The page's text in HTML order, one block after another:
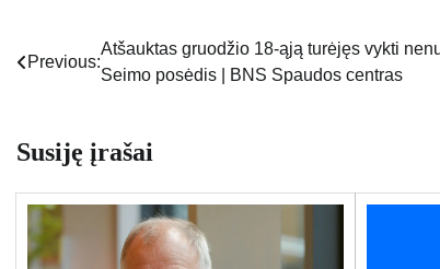
Navigacija
Previous:
Atšauktas gruodžio 18-ąją turėjęs vykti
Seimo posėdis | BNS Spaudos centras
Susiję įrašai